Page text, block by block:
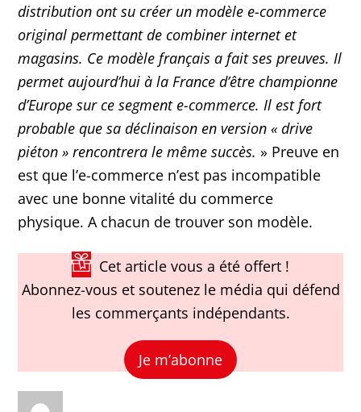
distribution ont su créer un modèle e-commerce
original permettant de combiner internet et
magasins. Ce modèle français a fait ses preuves. Il
permet aujourd’hui à la France d’être championne
d’Europe sur ce segment e-commerce. Il est fort
probable que sa déclinaison en version « drive
piéton » rencontrera le même succès. » Preuve en
est que l’e-commerce n’est pas incompatible
avec une bonne vitalité du commerce
physique. A chacun de trouver son modèle.
Cet article vous a été offert !
Abonnez-vous et soutenez le média qui défend
les commerçants indépendants.
Je m’abonne